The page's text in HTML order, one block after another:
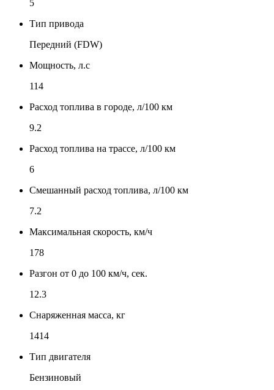
5
Тип привода
Передний (FDW)
Мощность, л.с
114
Расход топлива в городе, л/100 км
9.2
Расход топлива на трассе, л/100 км
6
Смешанный расход топлива, л/100 км
7.2
Максимальная скорость, км/ч
178
Разгон от 0 до 100 км/ч, сек.
12.3
Снаряженная масса, кг
1414
Тип двигателя
Бензиновый